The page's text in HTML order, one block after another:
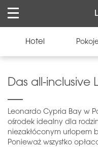
Hotel
Das all-inclusive
Leonardo Cypria Bay w
ośrodek idealny dla
niezakłóconym urlopem
Ponieważ wszystko